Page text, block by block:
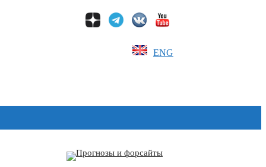
ENG